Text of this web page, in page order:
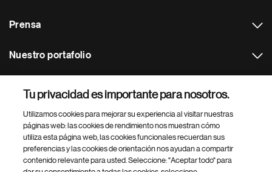
Prensa
Nuestro portafolio
Footer Site Search
Tu privacidad es importante para nosotros.
Utilizamos cookies para mejorar su experiencia al visitar nuestras
páginas web: las cookies de rendimiento nos muestran cómo
utiliza esta página web, las cookies funcionales recuerdan sus
preferencias y las cookies de orientación nos ayudan a compartir
contenido relevante para usted. Seleccione: "Aceptar todo" para